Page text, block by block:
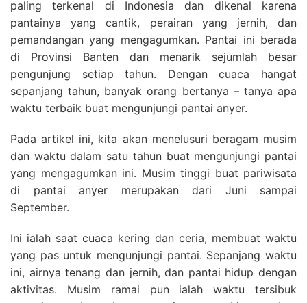
paling terkenal di Indonesia dan dikenal karena
pantainya yang cantik, perairan yang jernih, dan
pemandangan yang mengagumkan. Pantai ini berada
di Provinsi Banten dan menarik sejumlah besar
pengunjung setiap tahun. Dengan cuaca hangat
sepanjang tahun, banyak orang bertanya – tanya apa
waktu terbaik buat mengunjungi pantai anyer.
Pada artikel ini, kita akan menelusuri beragam musim
dan waktu dalam satu tahun buat mengunjungi pantai
yang mengagumkan ini. Musim tinggi buat pariwisata
di pantai anyer merupakan dari Juni sampai
September.
Ini ialah saat cuaca kering dan ceria, membuat waktu
yang pas untuk mengunjungi pantai. Sepanjang waktu
ini, airnya tenang dan jernih, dan pantai hidup dengan
aktivitas. Musim ramai pun ialah waktu tersibuk